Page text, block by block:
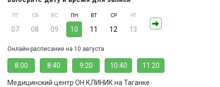
ПТ
07
СБ
08
ВС
09
ПН
10
ВТ
11
СР
12
ЧТ
13
Онлайн-расписание на 10 августа
8:00 8:40 9:20 10:40 11:20
Медицинский центр ОН КЛИНИК на Таганке